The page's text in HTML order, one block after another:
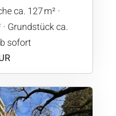
ca. 127 m²
Grund­stück ca.
sofort